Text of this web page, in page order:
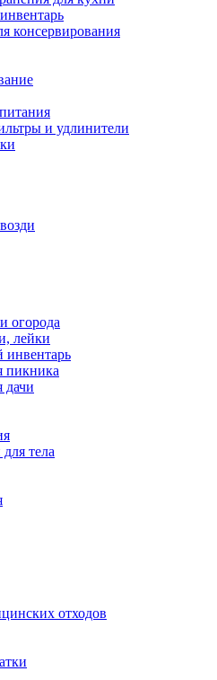
консервирования
и удлинители
огорода
лейки
пикника
дачи
тела
отходов